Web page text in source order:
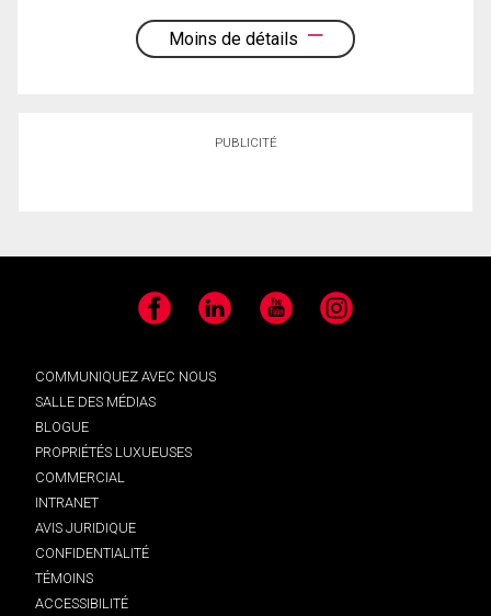
Moins de détails
PUBLICITÉ
Facebook LinkedIn YouTube Instagram
COMMUNIQUEZ AVEC NOUS
SALLE DES MÉDIAS
BLOGUE
PROPRIÉTÉS LUXUEUSES
COMMERCIAL
INTRANET
AVIS JURIDIQUE
CONFIDENTIALITÉ
TÉMOINS
ACCESSIBILITÉ